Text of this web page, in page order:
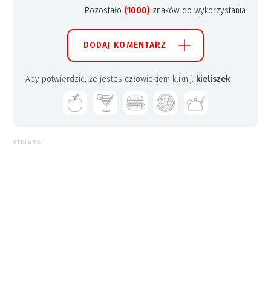
Pozostało (1000) znaków do wykorzystania
DODAJ KOMENTARZ
Aby potwierdzić, że jesteś człowiekiem kliknij: kieliszek
REKLAMA